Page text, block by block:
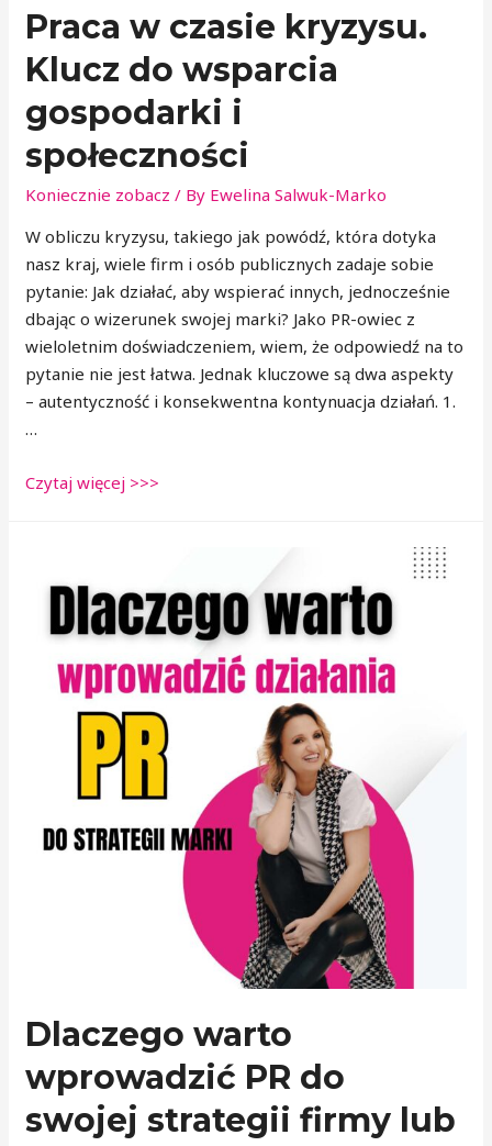
Praca w czasie kryzysu.
Klucz do wsparcia
gospodarki i
społeczności
Koniecznie zobacz / By Ewelina Salwuk-Marko
W obliczu kryzysu, takiego jak powódź, która dotyka
nasz kraj, wiele firm i osób publicznych zadaje sobie
pytanie: Jak działać, aby wspierać innych, jednocześnie
dbając o wizerunek swojej marki? Jako PR-owiec z
wieloletnim doświadczeniem, wiem, że odpowiedź na to
pytanie nie jest łatwa. Jednak kluczowe są dwa aspekty
– autentyczność i konsekwentna kontynuacja działań. 1.
…
Czytaj więcej >>>
Dlaczego warto
wprowadzić PR do
swojej strategii firmy lub